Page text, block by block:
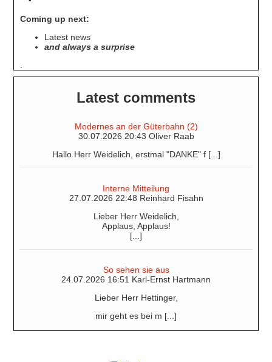
Coming up next:
Latest news
and always a surprise
.
Latest comments
Modernes an der Güterbahn (2)
30.07.2026 20:43 Oliver Raab
Hallo Herr Weidelich, erstmal "DANKE" f [...]
Interne Mitteilung
27.07.2026 22:48 Reinhard Fisahn
Lieber Herr Weidelich,
Applaus, Applaus!
[...]
So sehen sie aus
24.07.2026 16:51 Karl-Ernst Hartmann
Lieber Herr Hettinger,
mir geht es bei m [...]